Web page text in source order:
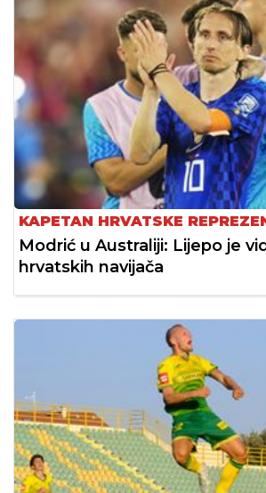
KAPETAN HRVATSKE
Modrić u Australiji: Lijepo je
hrvatskih navijača